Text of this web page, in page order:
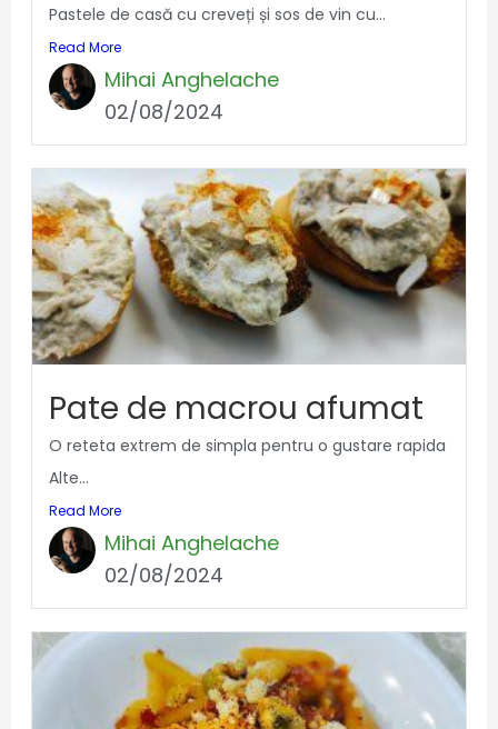
Pastele de casă cu creveți și sos de vin cu...
Read More
Mihai Anghelache
02/08/2024
Pate de macrou afumat
O reteta extrem de simpla pentru o gustare rapida
Alte...
Read More
Mihai Anghelache
02/08/2024